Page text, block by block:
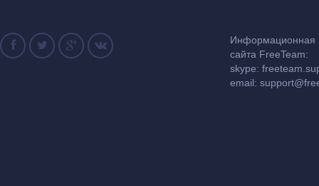
Информационная
сайта FreeTeam:
skype:
email: